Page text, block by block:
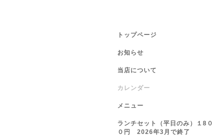
トップページ
お知らせ
当店について
カレンダー
メニュー
ランチセット（平日のみ）１8０
０円 2026年3月で終了